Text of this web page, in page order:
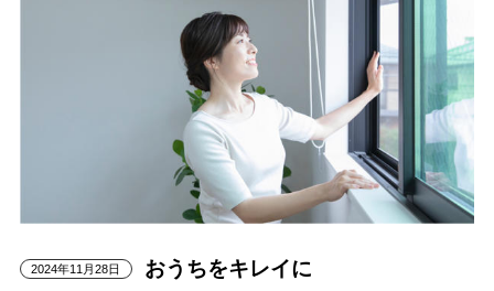
2024年11月28日 おうちをキレイに